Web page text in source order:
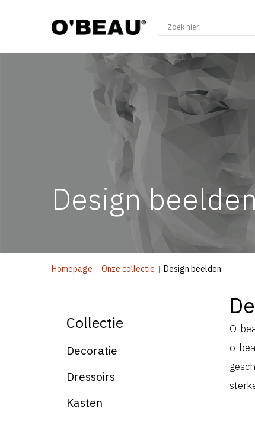
Design beelden
Homepage | Onze collectie | Design beelden
Collectie
Decoratie
Dressoirs
Kasten
O-
o-